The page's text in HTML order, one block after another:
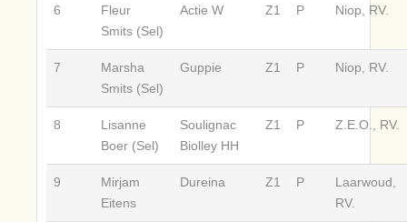
6
Fleur
Smits (Sel)
Actie W Z1 P Niop, RV.
7
Marsha
Smits (Sel)
Guppie Z1 P Niop, RV.
8
Lisanne
Boer (Sel)
Soulignac
Biolley HH
Z1 P Z.E.O., RV.
9
Mirjam
Eitens
Dureina Z1 P
Laarwoud,
RV.